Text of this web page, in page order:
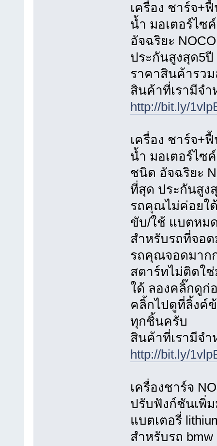
เครื่อง ชาร์จ+
น้ำ มอเตอร์ไซ
อัจฉริยะ
ประกันสูงสุด5ปี
ราคาสินค้ารว
สินค้าที่เรามีจ
http://bit.ly/
เครื่อง ชาร์จ+
น้ำ มอเตอร์ไซ
ชนิด อัจฉริยะ
ที่สุด ประกันสูง
รถคุณไม่ค่อยใ
ขับ/ใช้ แบตหม
สำหรับรถที่จอ
รถคุณจอดมาก
สตาร์ทไม่ติดใ
ใด้ ลองคลิ๊กดู
คลิ้กไปดูที่ลิ้งค์
ทุกชิ้นครับ
สินค้าที่เรามีจ
http://bit.ly/
เครื่องชาร์จ
ปรับฟังก์ชันเพิ่
แบตเตอรี่
สำหรับรถ